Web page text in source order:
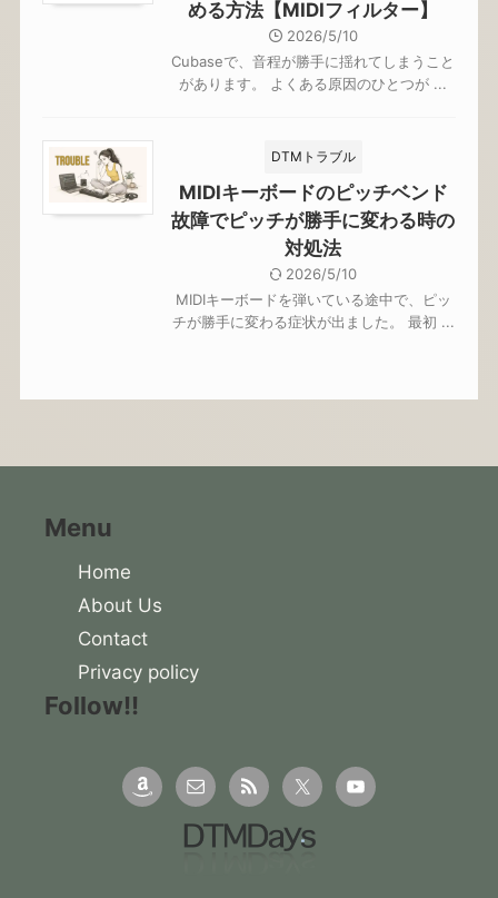
める方法【MIDIフィルター】
2026/5/10
Cubaseで、音程が勝手に揺れてしまうこと
があります。 よくある原因のひとつが ...
DTMトラブル
MIDIキーボードのピッチベンド
故障でピッチが勝手に変わる時の
対処法
2026/5/10
MIDIキーボードを弾いている途中で、ピッ
チが勝手に変わる症状が出ました。 最初 ...
Menu
Home
About Us
Contact
Privacy policy
Follow!!